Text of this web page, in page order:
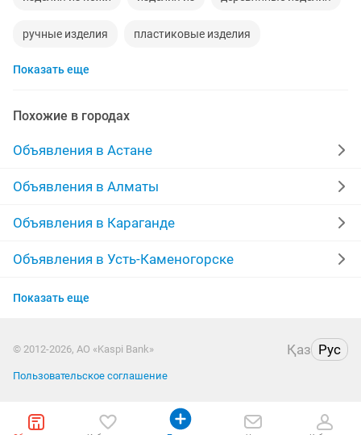
ручные изделия пластиковые изделия
изделия из пластика
Показать еще
Похожие в городах
Объявления в Астане
Объявления в Алматы
Объявления в Караганде
Объявления в Усть-Каменогорске
Объявления в Актобе
Объявления в Павлодаре
Показать еще
© 2012-2026, АО «Kaspi Bank» Қаз Рус
Пользовательское соглашение